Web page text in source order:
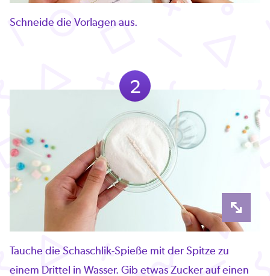
Schneide die Vorlagen aus.
2
Tauche die Schaschlik-Spieße mit der Spitze zu
einem Drittel in Wasser. Gib etwas Zucker auf einen